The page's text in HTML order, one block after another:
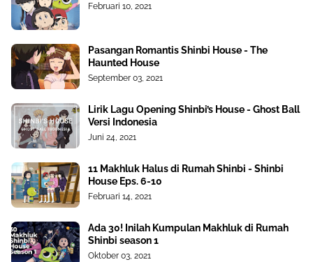
Februari 10, 2021
Pasangan Romantis Shinbi House - The
Haunted House
September 03, 2021
Lirik Lagu Opening Shinbi’s House - Ghost Ball
Versi Indonesia
Juni 24, 2021
11 Makhluk Halus di Rumah Shinbi - Shinbi
House Eps. 6-10
Februari 14, 2021
Ada 30! Inilah Kumpulan Makhluk di Rumah
Shinbi season 1
Oktober 03, 2021